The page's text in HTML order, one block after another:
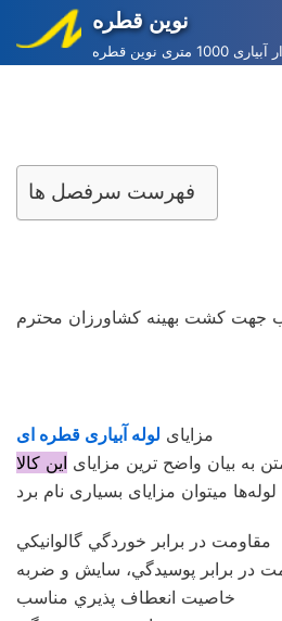
Skip
to
نوین قطره
1000 متری نوین قطره
فهرست سرفصل ها
مزايای لوله آبیاری قطره ای
به بیان واضح‌ ترین مزایای این کالا
مقاومت در برابر خوردگي گالوانيكي
در برابر پوسيدگي، سايش و ضربه
خاصيت انعطاف پذيري مناسب